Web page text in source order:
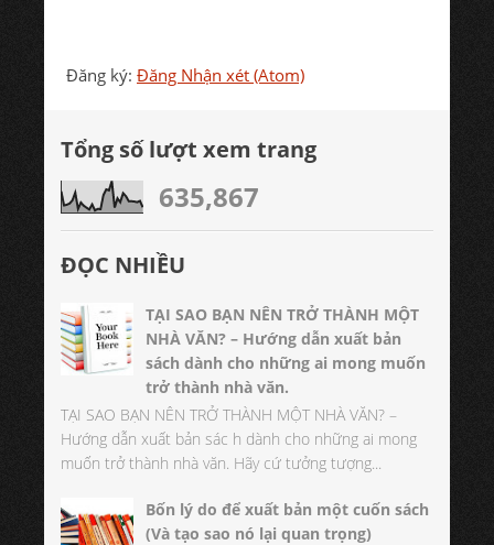
Đăng ký: Đăng Nhận xét (Atom)
Tổng số lượt xem trang
635,867
ĐỌC NHIỀU
TẠI SAO BẠN NÊN TRỞ THÀNH MỘT
NHÀ VĂN? – Hướng dẫn xuất bản
sách dành cho những ai mong muốn
trở thành nhà văn.
TẠI SAO BẠN NÊN TRỞ THÀNH MỘT NHÀ VĂN? –
Hướng dẫn xuất bản sác h dành cho những ai mong
muốn trở thành nhà văn. Hãy cứ tưởng tượng...
Bốn lý do để xuất bản một cuốn sách
(Và tạo sao nó lại quan trọng)